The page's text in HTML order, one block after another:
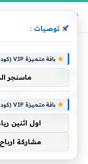
اليوم
فريق التحرير
2 دقائق
توصيات :
باقة متميزة VIP (كود: AA26790):
ماسنجر
باقة متميزة VIP (كود: AA38045):
اول اثنين
مشاركة